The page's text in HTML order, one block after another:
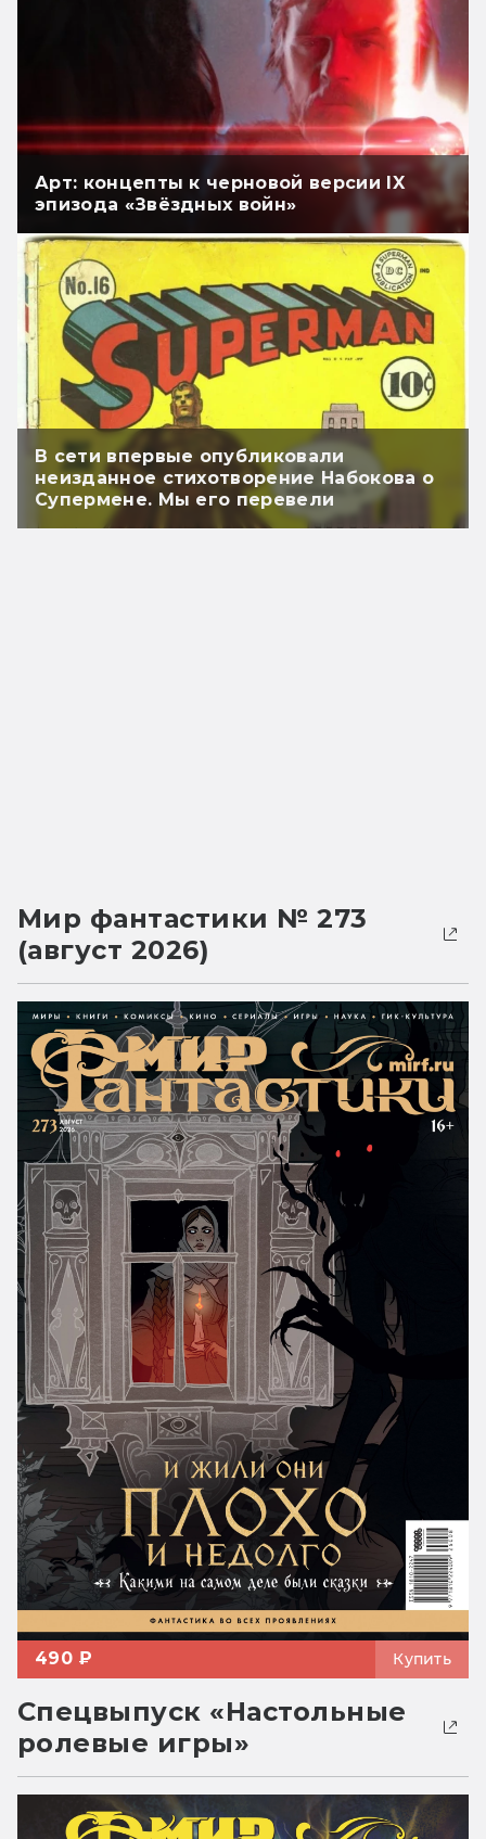
Арт: концепты к черновой версии IX
эпизода «Звёздных войн»
В сети впервые опубликовали
неизданное стихотворение Набокова о
Супермене. Мы его перевели
Мир фантастики № 273
(август 2026)
490 ₽ Купить
Спецвыпуск «Настольные
ролевые игры»